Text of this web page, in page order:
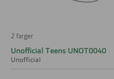
2 farger
Unofficial Teens UNOT0040
Unofficial